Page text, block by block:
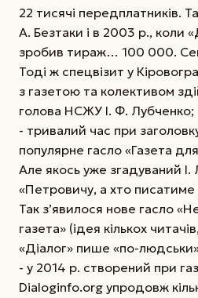
22 тисячі передплатників.
А. Безтаки і в 2003 р., коли
зробив тираж… 100 000.
Тоді ж спецвізит у
з газетою та колективом
голова НСЖУ І. Ф. Лубченко;
- тривалий час при
популярне гасло «Газета
Але якось уже згадуваний І.
«Петровичу, а хто писатиме
Так з’явилося нове гасло
газета» (ідея кількох
«Діалог» пише «по-
- у 2014 р. створений при
Dialoginfo.org упродовж